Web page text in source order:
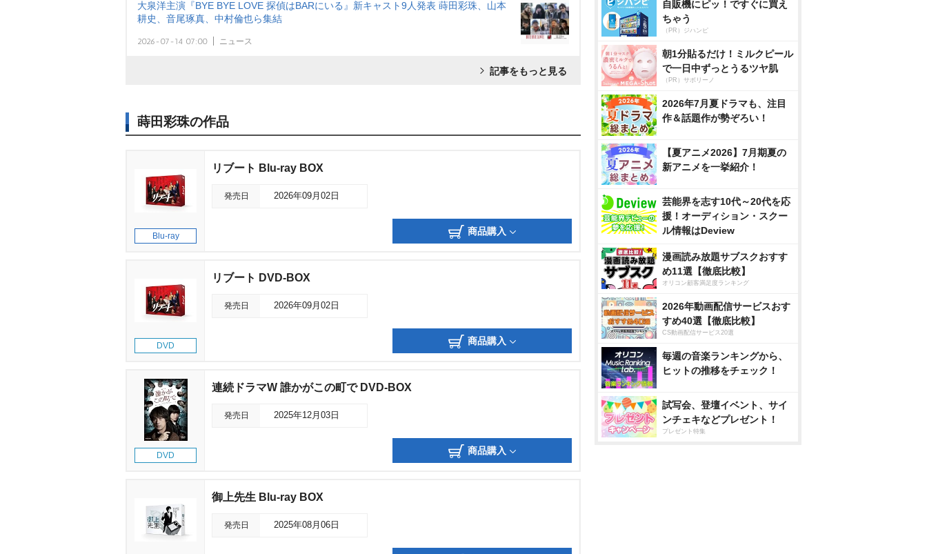
大泉洋主演『BYE BYE LOVE 探偵はBARにいる』新キャスト9人発表 蒔田彩珠、山本
耕史、音尾琢真、中村倫也ら集結
2026-07-14 07:00 ニュース
記事をもっと見る
蒔田彩珠の作品
Blu-ray
リブート Blu-ray BOX
発売日 2026年09月02日
商品購入
DVD
リブート DVD-BOX
発売日 2026年09月02日
商品購入
DVD
連続ドラマW 誰かがこの町で DVD-BOX
発売日 2025年12月03日
商品購入
御上先生 Blu-ray BOX
発売日 2025年08月06日
自販機にピッ！ですぐに買え
ちゃう
（PR）ジハンピ
朝1分貼るだけ！ミルクピール
で一日中ずっとうるツヤ肌
（PR）サボリーノ
2026年7月夏ドラマも、注目
作＆話題作が勢ぞろい！
【夏アニメ2026】7月期夏の
新アニメを一挙紹介！
芸能界を志す10代～20代を応
援！オーディション・スクー
ル情報はDeview
漫画読み放題サブスクおすす
め11選【徹底比較】
オリコン顧客満足度ランキング
2026年動画配信サービスおす
すめ40選【徹底比較】
CS動画配信サービス20選
毎週の音楽ランキングから、
ヒットの推移をチェック！
試写会、登壇イベント、サイ
ンチェキなどプレゼント！
プレゼント特集